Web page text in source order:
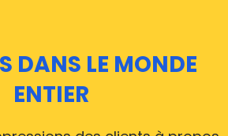
roulent 24 heures sur
desservir l’ensemble des
de Wiltz, ce qui fait que nos
DANS LE MONDE
ENTIER